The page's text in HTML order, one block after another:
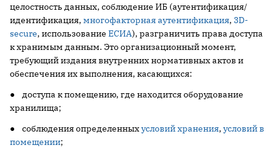
целостность данных, соблюдение ИБ (аутентификация/
идентификация, многофакторная аутентификация, 3D-
secure, использование ЕСИА), разграничить права доступа
к хранимым данным. Это организационный момент,
требующий издания внутренних нормативных актов и
обеспечения их выполнения, касающихся:
● доступа к помещению, где находится оборудование
хранилища;
● соблюдения определенныхусловий хранения, условий в
помещении;